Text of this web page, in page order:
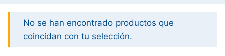
No se han encontrado productos que
coincidan con tu selección.